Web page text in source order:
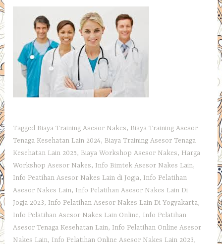
Tagged Biaya Training Asesor Nakes, Biaya Training Asesor
Tenaga Kesehatan Lain 2024, Biaya Training Asesor Tenaga
Kesehatan Lain 2025, Biaya Workshop Asesor Nakes, Harga
Workshop Asesor Nakes, Info Bimtek Asesor Nakes Lain,
Info Peatihan Asesor Nakes Lain di Jogja, Info Pelatihan
Asesor Nakes Lain, Info Pelatihan Asesor Nakes Lain Di
Jogja 2023, Info Pelatihan Asesor Nakes Lain Di Yogyakarta,
Info Pelatihan Asesor Nakes Lain Online, Info Pelatihan
Asesor Tenaga Kesehatan Lain, Info Pelatihan Online Asesor
Nakes Lain, Info Pelatihan Online Asesor Nakes Lain 2023,